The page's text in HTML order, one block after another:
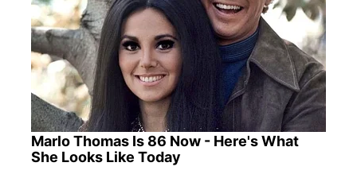
Marlo Thomas Is 86 Now - Here's What
She Looks Like Today